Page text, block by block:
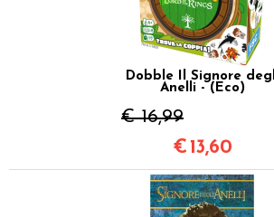
Dobble Il Signore
Anelli - (Eco)
€ 16,99
€ 13,60